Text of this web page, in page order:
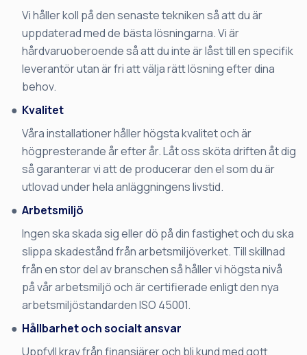
Vi håller koll på den senaste tekniken så att du är
uppdaterad med de bästa lösningarna. Vi är
hårdvaruoberoende så att du inte är låst till en specifik
leverantör utan är fri att välja rätt lösning efter dina
behov.
Kvalitet
Våra installationer håller högsta kvalitet och är
högpresterande år efter år. Låt oss sköta driften åt dig
så garanterar vi att de producerar den el som du är
utlovad under hela anläggningens livstid.
Arbetsmiljö
Ingen ska skada sig eller dö på din fastighet och du ska
slippa skadestånd från arbetsmiljöverket. Till skillnad
från en stor del av branschen så håller vi högsta nivå
på vår arbetsmiljö och är certifierade enligt den nya
arbetsmiljöstandarden ISO 45001.
Hållbarhet och socialt ansvar
Uppfyll krav från finansiärer och bli kund med gott